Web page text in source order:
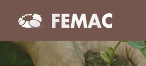
NOTICIAS
CONTACTO